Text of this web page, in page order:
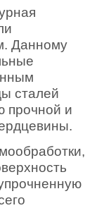
Данному
сталей
прочной и